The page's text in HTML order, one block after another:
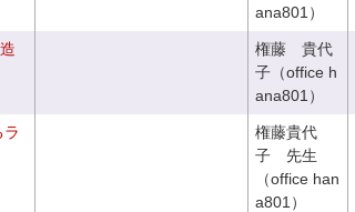
ana801）
権藤 貴代
子（office h
ana801）
権藤貴代
子 先生
（office han
a801）